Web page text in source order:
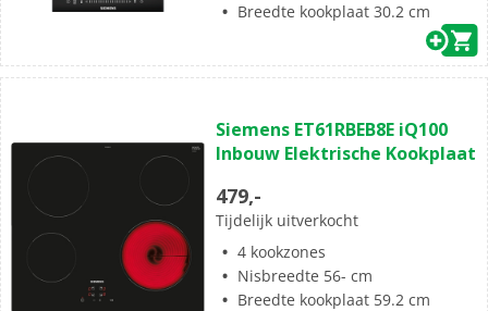
Breedte kookplaat 30.2 cm
Siemens ET61RBEB8E iQ100
Inbouw Elektrische Kookplaat
479,-
Tijdelijk uitverkocht
4 kookzones
Nisbreedte 56- cm
Breedte kookplaat 59.2 cm